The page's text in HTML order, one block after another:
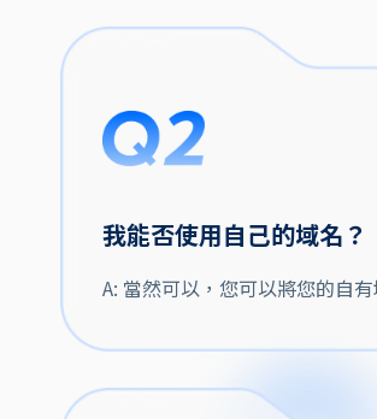
我能否使用自己的域名？
A: 當然可以，您可以將您的自